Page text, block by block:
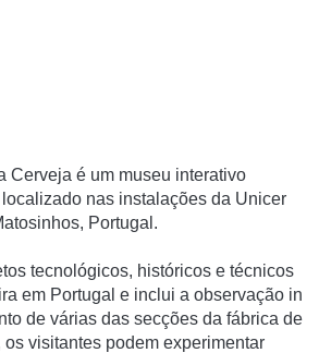
Cerveja é um museu interativo
nas instalações da Unicer
Portugal.
tecnológicos, históricos e técnicos
em Portugal e inclui a observação in
de várias das secções da fábrica de
visitantes podem experimentar